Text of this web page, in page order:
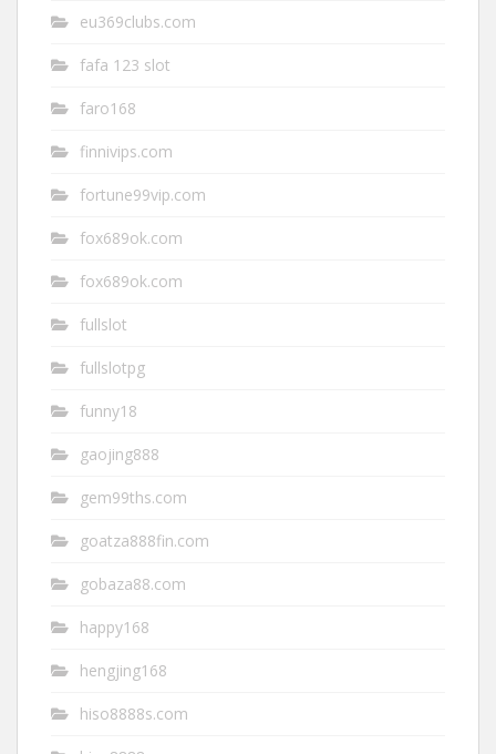
eu369clubs.com
fafa 123 slot
faro168
finnivips.com
fortune99vip.com
fox689ok.com
fox689ok.com
fullslot
fullslotpg
funny18
gaojing888
gem99ths.com
goatza888fin.com
gobaza88.com
happy168
hengjing168
hiso8888s.com